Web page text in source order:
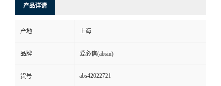
产品详请
产地 上海
品牌 爱必信(absin)
货号 abs42022721